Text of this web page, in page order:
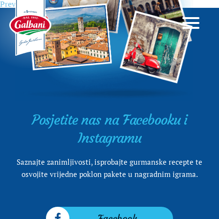
Navigacija
objava
Previous Previous
post:
Što Talijani jedu u jesen?
Posjetite nas na Facebooku i
Instagramu
Saznajte zanimljivosti, isprobajte gurmanske recepte te
osvojite vrijedne poklon pakete u nagradnim igrama.